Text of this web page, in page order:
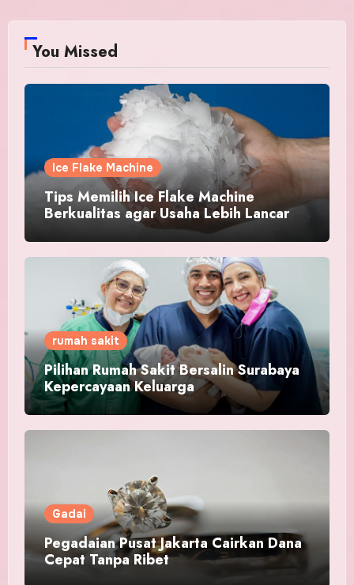
You Missed
Ice Flake Machine
Tips Memilih Ice Flake Machine
Berkualitas agar Usaha Lebih Lancar
rumah sakit
Pilihan Rumah Sakit Bersalin Surabaya
Kepercayaan Keluarga
Gadai
Pegadaian Pusat Jakarta Cairkan Dana
Cepat Tanpa Ribet